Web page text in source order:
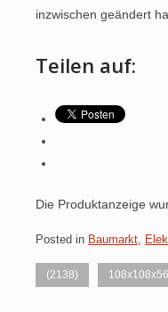
inzwischen geändert
Teilen auf:
Die Produktanzeige
Posted in Baumarkt,
(2138) 108x108x56